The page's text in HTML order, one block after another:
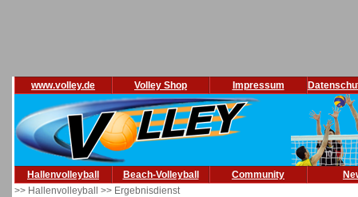
www.volley.de Volley Shop Impressum
Hallenvolleyball Beach-Volleyball Community
>> Hallenvolleyball >> Ergebnisdienst